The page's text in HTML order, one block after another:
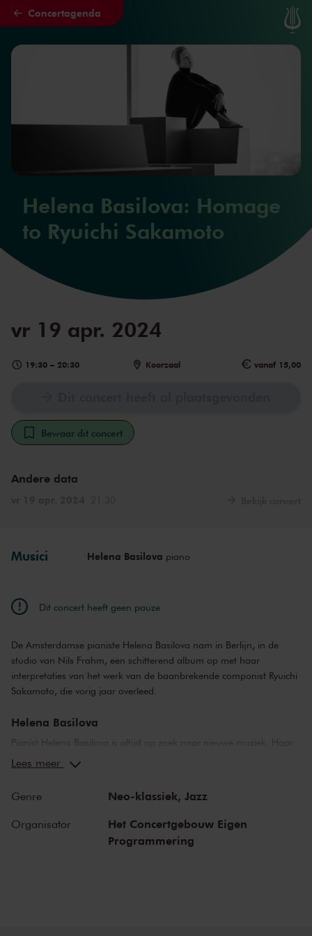
Naar hoofdcontent
Concertagenda
Helena Basilova: Homage
to Ryuichi Sakamoto
vr 19 apr. 2024
19:30 – 20:30 Koorzaal vanaf 15,00
Bewaar dit concert
Andere data
Musici Helena Basilova piano
Dit concert heeft geen pauze
De Amsterdamse pianiste Helena Basilova nam in Berlijn, in de
studio van Nils Frahm, een schitterend album op met haar
interpretaties van het werk van de baanbrekende componist Ryuichi
Sakamoto, die vorig jaar overleed.
Helena Basilova
Pianist Helena Basilova is altijd op zoek naar nieuwe muziek. Haar
vader - een vooraanstaand componist die studeerde bij Alfred
hedendaagse muziekprojecten voortdurend belangrijk voor haar
geweest. De ontdekking van de muziek van Ryuichi Sakamoto
zorgde ervoor dat Helena op zoek ging naar nieuwe mogelijkheden
van de pianoklank en experimenteren met elektronische muziek.
Lees meer
Genre Neo-klassiek, Jazz
Organisator
Het Concertgebouw Eigen
Programmering